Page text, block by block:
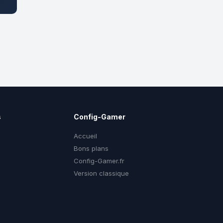
Config-Gamer
Accueil
Bons plans
Config-Gamer.fr
Version classique